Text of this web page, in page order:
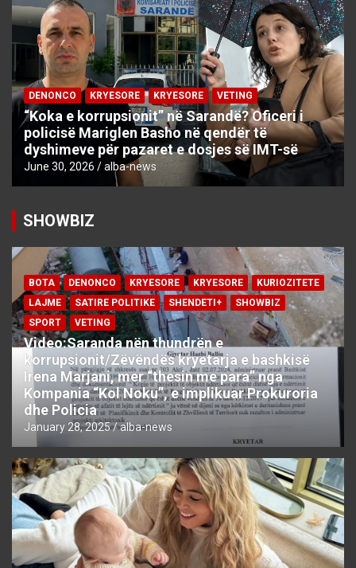
DENONCO KRYESORE KRYESORE VETING
“Koka e korrupsionit” në Sarandë? Oficeri i
policisë Mariglen Basho në qendër të
dyshimeve për pazaret e dosjes së IMT-së
June 30, 2026 alba-news
SHOWBIZ
BOTA DENONCO KRYESORE KRYESORE
KURIOZITETE
LAJME
SATIRE POLITIKE SHENDETI+
SHOWBIZ
SPORT
VETING
Video:Saranda nën thundrën e
korrupsionit/Zëvëndës kryetarja e bashkisë
Irena Marjani, mer “thesin me para” nga
Kompania “Kol Noku”, e implikuar Prokuroria
dhe Policia
January 28, 2025 alba-news